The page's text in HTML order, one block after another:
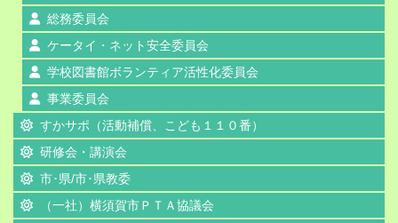
総務委員会
ケータイ・ネット安全委員会
学校図書館ボランティア活性化委員会
事業委員会
すかサポ（活動補償、こども１１０番）
研修会・講演会
市･県/市･県教委
（一社）横須賀市ＰＴＡ協議会